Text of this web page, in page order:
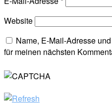
Website
Name, E-Mail-Adresse
für meinen nächsten